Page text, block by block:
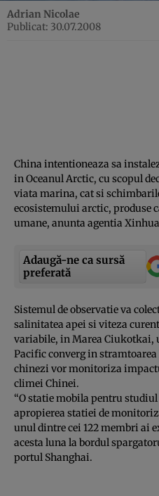
Adrian Nicolae
Publicat: 30.07.2008
China intentioneaza sa
in Oceanul Arctic, cu scopul
viata marina, cat si
ecosistemului arctic, produse
umane, anunta agentia
Adaugă-ne ca sursă
preferată
Sistemul de observatie va
salinitatea apei si viteza
variabile, in Marea Ciukotkai,
Pacific converg in
chinezi vor monitoriza
climei Chinei.
“O statie mobila pentru
apropierea statiei de
unul dintre cei 122 membri ai
acesta luna la bordul
portul Shanghai.